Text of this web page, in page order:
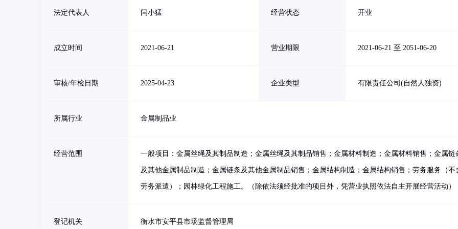
法定代表人 闫小猛 经营状态 开业
成立时间 2021-06-21 营业期限 2021-06-21 至 2051-06-20
审核/年检日期 2025-04-23 企业类型 有限责任公司(自然人独资)
所属行业 金属制品业
经营范围 一般项目：金属丝绳及其制品制造；金属丝绳及其制品销售；金属材料制造；金属材料销售；金属链
及其他金属制品制造；金属链条及其他金属制品销售；金属结构制造；金属结构销售；劳务服务（不
劳务派遣）；园林绿化工程施工。（除依法须经批准的项目外，凭营业执照依法自主开展经营活动）
登记机关 衡水市安平县市场监督管理局